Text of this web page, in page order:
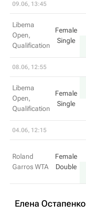
09.06, 13:45
Libema
Open,
Qualification
Female
Single
08.06, 12:55
Libema
Open,
Qualification
Female
Single
04.06, 12:15
Roland
Garros WTA
Female
Double
Елена Остапенко